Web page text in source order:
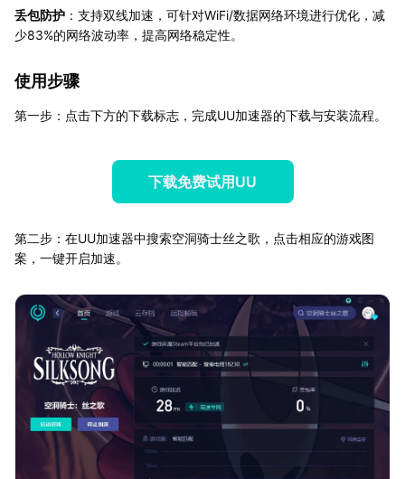
丢包防护 ：支持双线加速，可针对WiFi/数据网络环境进行优化，减
少83%的网络波动率，提高网络稳定性。‌‌
使用步骤
第一步：点击下方的下载标志，完成UU加速器的下载与安装流程。
下载免费试用UU
第二步：在UU加速器中搜索空洞骑士丝之歌，点击相应的游戏图
案，一键开启加速。